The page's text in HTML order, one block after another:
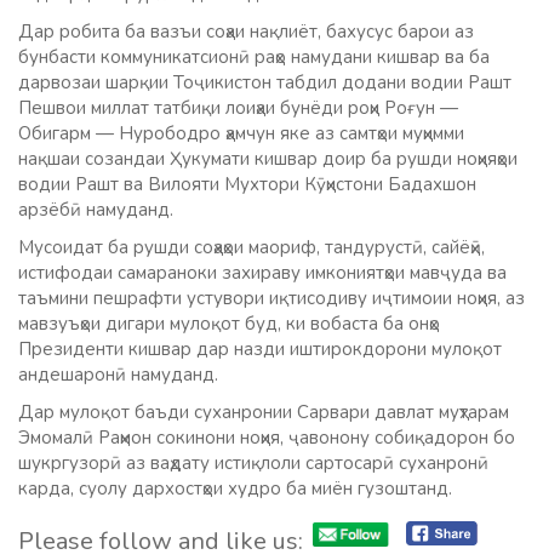
Дар робита ба вазъи соҳаи нақлиёт, бахусус барои аз
бунбасти коммуникатсионӣ раҳо намудани кишвар ва ба
дарвозаи шарқии Тоҷикистон табдил додани водии Рашт
Пешвои миллат татбиқи лоиҳаи бунёди роҳи Роғун —
Обигарм — Нурободро ҳамчун яке аз самтҳои муҳимми
нақшаи созандаи Ҳукумати кишвар доир ба рушди ноҳияҳои
водии Рашт ва Вилояти Мухтори Кӯҳистони Бадахшон
арзёбӣ намуданд.
Мусоидат ба рушди соҳаҳои маориф, тандурустӣ, сайёҳӣ,
истифодаи самараноки захираву имкониятҳои мавҷуда ва
таъмини пешрафти устувори иқтисодиву иҷтимоии ноҳия, аз
мавзуъҳои дигари мулоқот буд, ки вобаста ба онҳо
Президенти кишвар дар назди иштирокдорони мулоқот
андешаронӣ намуданд.
Дар мулоқот баъди суханронии Сарвари давлат муҳтарам
Эмомалӣ Раҳмон сокинони ноҳия, ҷавонону собиқадорон бо
шукргузорӣ аз ваҳдату истиқлоли сартосарӣ суханронӣ
карда, суолу дархостҳои худро ба миён гузоштанд.
Please follow and like us: